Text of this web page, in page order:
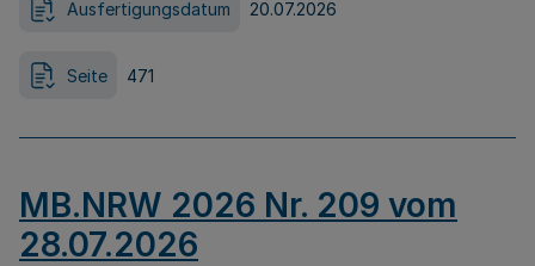
Ausfertigungsdatum 20.07.2026
Seite 471
MB.NRW 2026 Nr. 209 vom
28.07.2026